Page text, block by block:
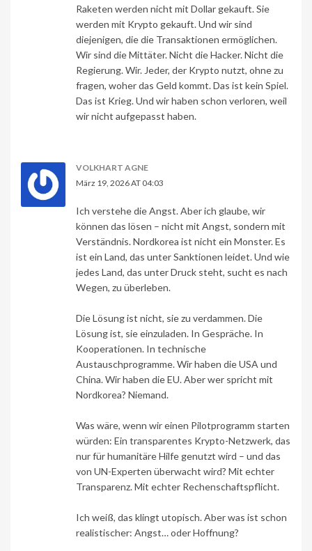
Raketen werden nicht mit Dollar gekauft. Sie
werden mit Krypto gekauft. Und wir sind
diejenigen, die die Transaktionen ermöglichen.
Wir sind die Mittäter. Nicht die Hacker. Nicht die
Regierung. Wir. Jeder, der Krypto nutzt, ohne zu
fragen, woher das Geld kommt. Das ist kein Spiel.
Das ist Krieg. Und wir haben schon verloren, weil
wir nicht aufgepasst haben.
VOLKHART AGNE
März 19, 2026 AT 04:03
Ich verstehe die Angst. Aber ich glaube, wir
können das lösen – nicht mit Angst, sondern mit
Verständnis. Nordkorea ist nicht ein Monster. Es
ist ein Land, das unter Sanktionen leidet. Und wie
jedes Land, das unter Druck steht, sucht es nach
Wegen, zu überleben.
Die Lösung ist nicht, sie zu verdammen. Die
Lösung ist, sie einzuladen. In Gespräche. In
Kooperationen. In technische
Austauschprogramme. Wir haben die USA und
China. Wir haben die EU. Aber wer spricht mit
Nordkorea? Niemand.
Was wäre, wenn wir einen Pilotprogramm starten
würden: Ein transparentes Krypto-Netzwerk, das
nur für humanitäre Hilfe genutzt wird – und das
von UN-Experten überwacht wird? Mit echter
Transparenz. Mit echter Rechenschaftspflicht.
Ich weiß, das klingt utopisch. Aber was ist schon
realistischer: Angst… oder Hoffnung?